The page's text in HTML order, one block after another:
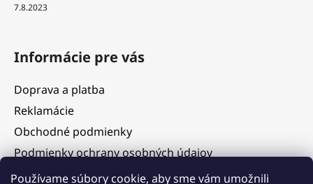
Používame súbory cookie, aby sme vám umožnili
7.8.2023
Informácie pre vás
Doprava a platba
Reklamácie
Obchodné podmienky
Podmienky ochrany osobných údajov
Služby